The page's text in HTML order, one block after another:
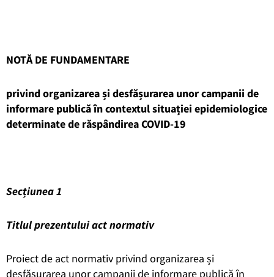
NOTĂ DE FUNDAMENTARE
privind organizarea și desfășurarea unor campanii de
informare publică în contextul situației epidemiologice
determinate de răspândirea COVID-19
Secțiunea 1
Titlul prezentului act normativ
Proiect de act normativ privind organizarea și
desfășurarea unor campanii de informare publică în